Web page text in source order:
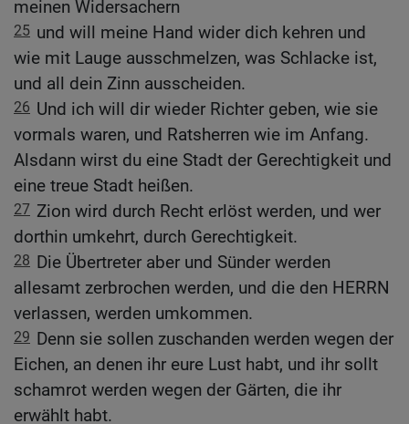
meinen Widersachern
25 und will meine Hand wider dich kehren und
wie mit Lauge ausschmelzen, was Schlacke ist,
und all dein Zinn ausscheiden.
26 Und ich will dir wieder Richter geben, wie sie
vormals waren, und Ratsherren wie im Anfang.
Alsdann wirst du eine Stadt der Gerechtigkeit und
eine treue Stadt heißen.
27 Zion wird durch Recht erlöst werden, und wer
dorthin umkehrt, durch Gerechtigkeit.
28 Die Übertreter aber und Sünder werden
allesamt zerbrochen werden, und die den HERRN
verlassen, werden umkommen.
29 Denn sie sollen zuschanden werden wegen der
Eichen, an denen ihr eure Lust habt, und ihr sollt
schamrot werden wegen der Gärten, die ihr
erwählt habt.